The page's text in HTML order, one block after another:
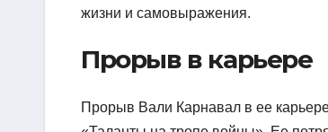
жизни и самовыражения.
Прорыв в карьере
Прорыв Вали Карнавал в ее